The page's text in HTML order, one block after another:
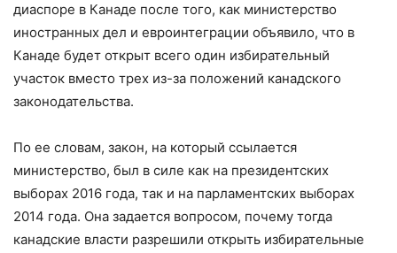
диаспоре в Канаде после того, как министерство
иностранных дел и евроинтеграции объявило, что в
Канаде будет открыт всего один избирательный
участок вместо трех из-за положений канадского
законодательства.
По ее словам, закон, на который ссылается
министерство, был в силе как на президентских
выборах 2016 года, так и на парламентских выборах
2014 года. Она задается вопросом, почему тогда
канадские власти разрешили открыть избирательные